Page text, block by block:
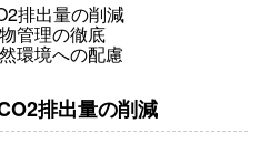
排出量の削減
管理の徹底
環境への配慮
排出量の削減